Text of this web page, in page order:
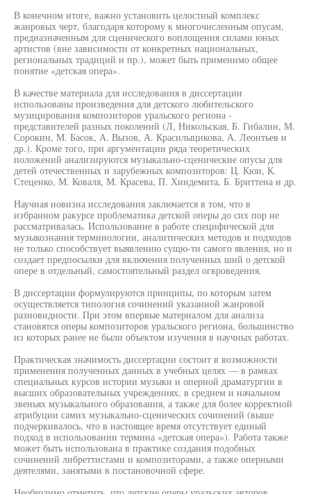
В конечном итоге, важно установить целостный комплекс
жанровых черт, благодаря которому к многочисленным опусам,
предназначенным для сценического воплощения силами юных
артистов (вне зависимости от конкретных национальных,
региональных традиций и пр.), может быть применимо общее
понятие «детская опера».
В качестве материала для исследования в диссертации
использованы произведения для детского любительского
музицирования композиторов уральского региона -
представителей разных поколений (Л, Никольская, Б. Гибалин, М.
Сорокин, М. Басок, А. Вызов, А. Красилыцикова, А. Леонтьев и
др.). Кроме того, при аргументации ряда теоретических
положений анализируются музыкально-сценические опусы для
детей отечественных и зарубежных композиторов: Ц. Кюи, К.
Стеценко, М. Коваля, М. Красева, П. Хиндемита, Б. Бриттена и др.
Научная новизна исследования заключается в том, что в
избранном ракурсе проблематика детской оперы до сих пор не
рассматривалась. Использование в работе специфической для
музыкознания терминологии, аналитических методов и подходов
не только способствует выявлению сущю-ти самого явления, но и
создает предпосылки для включения полученных ший о детской
опере в отдельный, самостоятельный раздел огвроведения.
В диссертации формулируются принципы, по которым затем
осуществляется типология сочинений указанной жанровой
разновидности. При этом впервые материалом для анализа
становятся оперы композиторов уральского региона, большинство
из которых ранее не были объектом изучения в научных работах.
Практическая значимость диссертации состоит в возможности
применения полученных данных в учебных целях — в рамках
специальных курсов истории музыки и оперной драматургии в
высших образовательных учреждениях, в среднем и начальном
звеньях музыкального образования, а также для более корректной
атрибуции самих музыкально-сценических сочинений (выше
подчеркивалось, что в настоящее время отсутствует единый
подход в использовании термина «детская опера»). Работа также
может быть использована в практике создания подобных
сочинений либреттистами и композиторами, а также оперными
деятелями, занятыми в постановочной сфере.